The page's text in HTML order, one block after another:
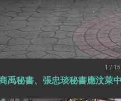
基金會」訪問團一行，深化跨大西
間完成「臺美對等貿易協定」簽署
得有利戰略地位 全力支持「臺美對
合作策略小組」跨部會會議
1 / 15
禹秘書、張忠琰秘書應汶萊